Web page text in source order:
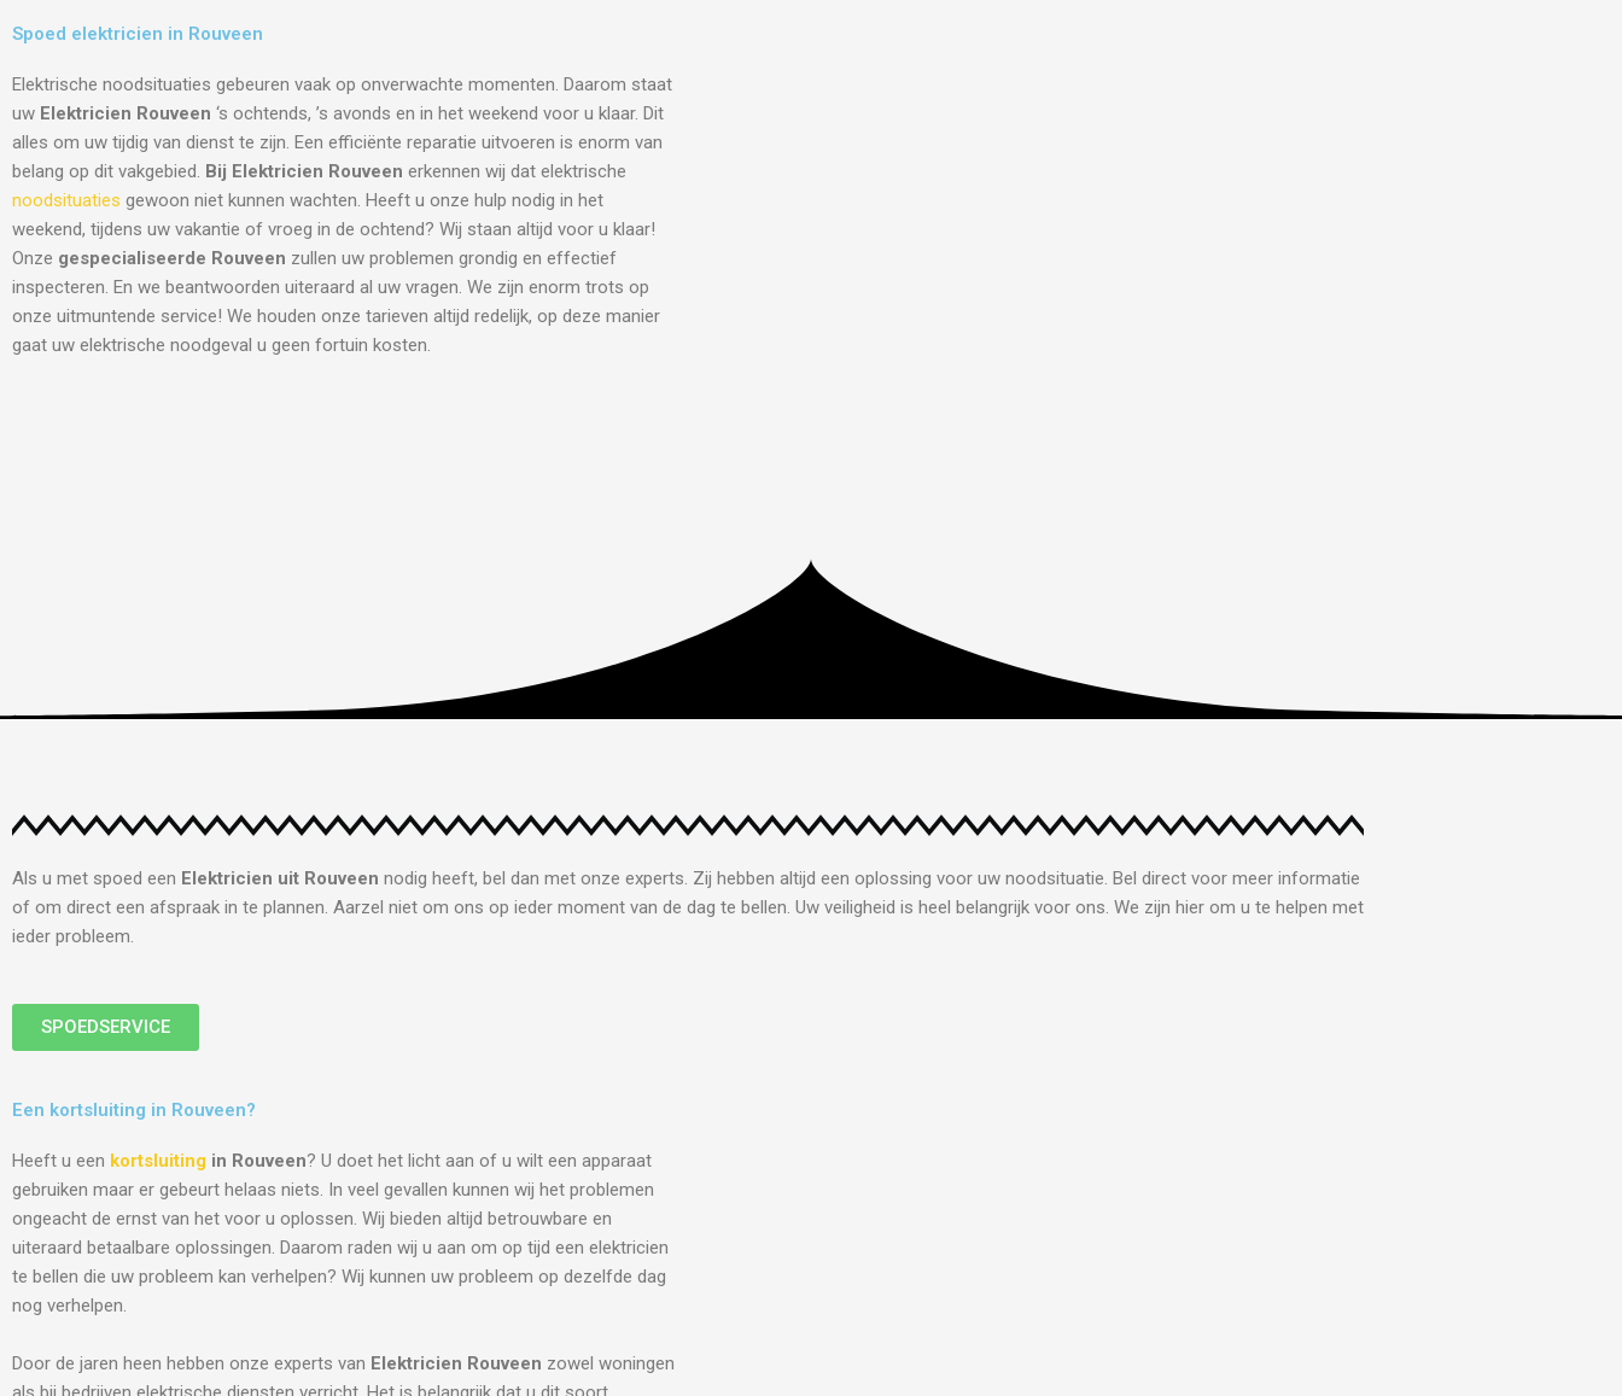
Spoed elektricien in Rouveen
Elektrische noodsituaties gebeuren vaak op onverwachte momenten. Daarom staat
uw Elektricien Rouveen ‘s ochtends, ’s avonds en in het weekend voor u klaar. Dit
alles om uw tijdig van dienst te zijn. Een efficiënte reparatie uitvoeren is enorm van
belang op dit vakgebied. Bij Elektricien Rouveen erkennen wij dat elektrische
noodsituaties gewoon niet kunnen wachten. Heeft u onze hulp nodig in het
weekend, tijdens uw vakantie of vroeg in de ochtend? Wij staan altijd voor u klaar!
Onze gespecialiseerde Rouveen zullen uw problemen grondig en effectief
inspecteren. En we beantwoorden uiteraard al uw vragen. We zijn enorm trots op
onze uitmuntende service! We houden onze tarieven altijd redelijk, op deze manier
gaat uw elektrische noodgeval u geen fortuin kosten.
Als u met spoed een Elektricien uit Rouveen nodig heeft, bel dan met onze experts. Zij hebben altijd een oplossing voor uw noodsituatie. Bel direct voor meer informatie
of om direct een afspraak in te plannen. Aarzel niet om ons op ieder moment van de dag te bellen. Uw veiligheid is heel belangrijk voor ons. We zijn hier om u te helpen met
ieder probleem.
SPOEDSERVICE
Een kortsluiting in Rouveen?
Heeft u een kortsluiting in Rouveen? U doet het licht aan of u wilt een apparaat
gebruiken maar er gebeurt helaas niets. In veel gevallen kunnen wij het problemen
ongeacht de ernst van het voor u oplossen. Wij bieden altijd betrouwbare en
uiteraard betaalbare oplossingen. Daarom raden wij u aan om op tijd een elektricien
te bellen die uw probleem kan verhelpen? Wij kunnen uw probleem op dezelfde dag
nog verhelpen.
Door de jaren heen hebben onze experts van Elektricien Rouveen zowel woningen